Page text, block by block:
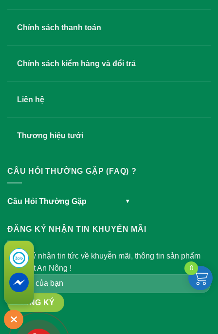
Chính sách thanh toán
Chính sách kiểm hàng và đổi trả
Liên hệ
Thương hiệu tưới
CÂU HỎI THƯỜNG GẶP (FAQ) ?
Câu Hỏi Thường Gặp ▾
ĐĂNG KÝ NHẬN TIN KHUYẾN MÃI
Đăng ký nhận tin tức về khuyễn mãi, thông tin sản phẩm
của Việt An Nông !
0